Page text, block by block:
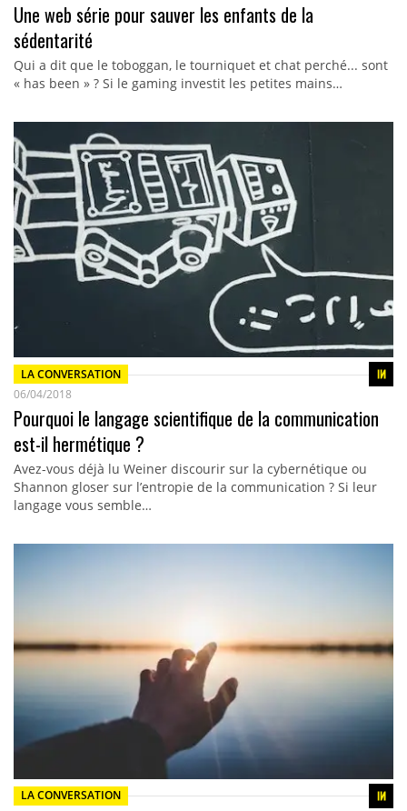
Une web série pour sauver les enfants de la
sédentarité
Qui a dit que le toboggan, le tourniquet et chat perché... sont
« has been » ? Si le gaming investit les petites mains…
LA CONVERSATION
06/04/2018
Pourquoi le langage scientifique de la communication
est-il hermétique ?
Avez-vous déjà lu Weiner discourir sur la cybernétique ou
Shannon gloser sur l’entropie de la communication ? Si leur
langage vous semble…
LA CONVERSATION